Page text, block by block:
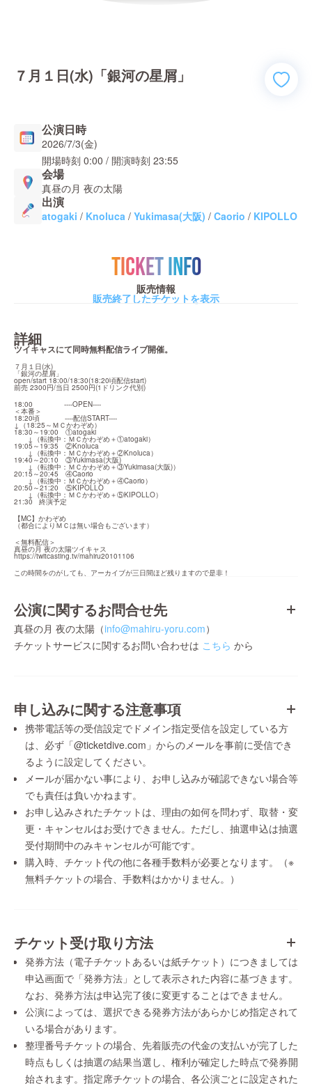
​７月１日(水)「銀河の星屑」
公演日時
2026/7/3(金)
開場時刻 0:00 / 開演時刻 23:55
会場
真昼の月 夜の太陽
出演
atogaki / Knoluca / Yukimasa(大阪) / Caorio / KIPOLLO
TICKET INFO
販売情報
販売終了したチケットを表示
詳細
ツイキャスにて同時無料配信ライブ開催。
７月１日(水)
「銀河の星屑」
open/start 18:00/18:30(18:20頃配信start)
前売 2300円/当日 2500円(1ドリンク代別)
18:00　　　     ----OPEN----
＜本番＞
18:20頃  　　　----配信START----
↓（18:25～ＭＣかわぞめ）
18:30～19:00　①atogaki
↓（転換中：ＭＣかわぞめ＋①atogaki）
19:05～19:35　②Knoluca
↓（転換中：ＭＣかわぞめ＋②Knoluca）
19:40～20:10　③Yukimasa(大阪)
↓（転換中：ＭＣかわぞめ＋③Yukimasa(大阪)）
20:15～20:45　④Caorio
↓（転換中：ＭＣかわぞめ＋④Caorio）
20:50～21:20　⑤KIPOLLO
↓（転換中：ＭＣかわぞめ＋⑤KIPOLLO）
21:30   終演予定
【MC】かわぞめ
（都合によりＭＣは無い場合もございます）
＜無料配信＞
https://twitcasting.tv/mahiru20101106
この時間をのがしても、アーカイブが三日間ほど残りますので是非！
公演に関するお問合せ先
真昼の月 夜の太陽（info@mahiru-yoru.com）
チケットサービスに関するお問い合わせは こちら から
申し込みに関する注意事項
携帯電話等の受信設定でドメイン指定受信を設定している方
は、必ず「@ticketdive.com」からのメールを事前に受信でき
るように設定してください。
メールが届かない事により、お申し込みが確認できない場合等
でも責任は負いかねます。
お申し込みされたチケットは、理由の如何を問わず、取替・変
更・キャンセルはお受けできません。ただし、抽選申込は抽選
受付期間中のみキャンセルが可能です。
購入時、チケット代の他に各種手数料が必要となります。（※
無料チケットの場合、手数料はかかりません。）
チケット受け取り方法
発券方法（電子チケットあるいは紙チケット）につきましては
申込画面で「発券方法」として表示された内容に基づきます。
なお、発券方法は申込完了後に変更することはできません。
公演によっては、選択できる発券方法があらかじめ指定されて
いる場合があります。
整理番号チケットの場合、先着販売の代金の支払いが完了した
時点もしくは抽選の結果当選し、権利が確定した時点で発券開
始されます。指定席チケットの場合、各公演ごとに設定された